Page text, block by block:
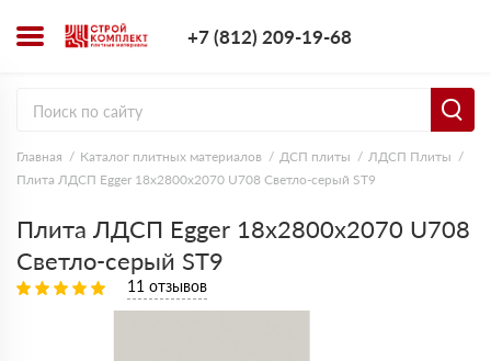
+7 (812) 209-19-68
Главная Каталог плитных материалов ДСП плиты
ЛДСП Плиты
Плита ЛДСП Egger 18х2800х2070 U708 Светло-серый ST9
Плита ЛДСП Egger 18х2800х2070 U708
Светло-серый ST9
11 отзывов